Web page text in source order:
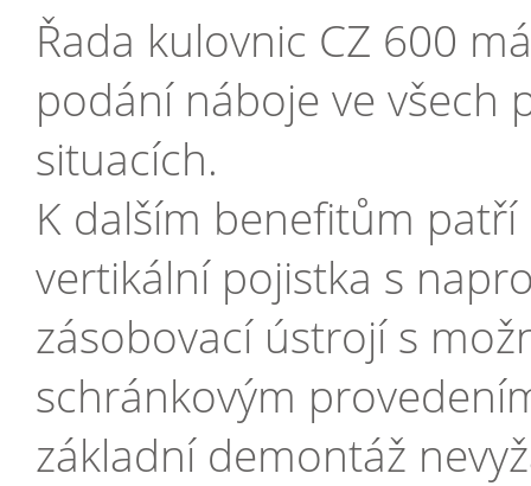
Řada kulovnic CZ 600
podání náboje ve všech
situacích.
K dalším benefitům
vertikální pojistka s
zásobovací ústrojí s
schránkovým
základní demontáž